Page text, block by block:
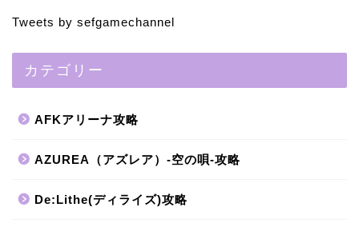
Tweets by sefgamechannel
カテゴリー
AFKアリーナ攻略
AZUREA（アズレア）-空の唄-攻略
De:Lithe(ディライズ)攻略